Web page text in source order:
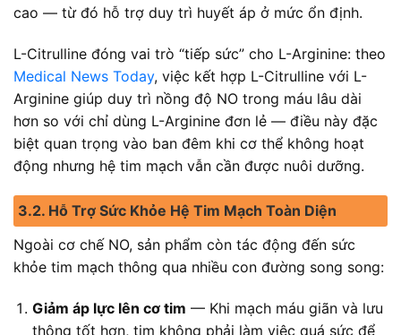
cao — từ đó hỗ trợ duy trì huyết áp ở mức ổn định.
L-Citrulline đóng vai trò “tiếp sức” cho L-Arginine: theo
Medical News Today, việc kết hợp L-Citrulline với L-
Arginine giúp duy trì nồng độ NO trong máu lâu dài
hơn so với chỉ dùng L-Arginine đơn lẻ — điều này đặc
biệt quan trọng vào ban đêm khi cơ thể không hoạt
động nhưng hệ tim mạch vẫn cần được nuôi dưỡng.
3.2. Hỗ Trợ Sức Khỏe Hệ Tim Mạch Toàn Diện
Ngoài cơ chế NO, sản phẩm còn tác động đến sức
khỏe tim mạch thông qua nhiều con đường song song:
Giảm áp lực lên cơ tim — Khi mạch máu giãn và lưu
thông tốt hơn, tim không phải làm việc quá sức để